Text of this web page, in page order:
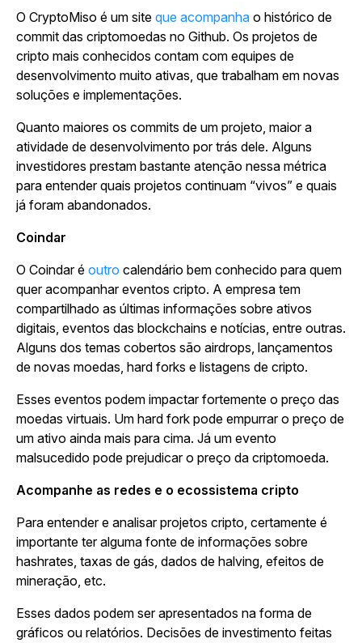
O CryptoMiso é um site que acompanha o histórico de
commit das criptomoedas no Github. Os projetos de
cripto mais conhecidos contam com equipes de
desenvolvimento muito ativas, que trabalham em novas
soluções e implementações.
Quanto maiores os commits de um projeto, maior a
atividade de desenvolvimento por trás dele. Alguns
investidores prestam bastante atenção nessa métrica
para entender quais projetos continuam “vivos” e quais
já foram abandonados.
Coindar
O Coindar é outro calendário bem conhecido para quem
quer acompanhar eventos cripto. A empresa tem
compartilhado as últimas informações sobre ativos
digitais, eventos das blockchains e notícias, entre outras.
Alguns dos temas cobertos são airdrops, lançamentos
de novas moedas, hard forks e listagens de cripto.
Esses eventos podem impactar fortemente o preço das
moedas virtuais. Um hard fork pode empurrar o preço de
um ativo ainda mais para cima. Já um evento
malsucedido pode prejudicar o preço da criptomoeda.
Acompanhe as redes e o ecossistema cripto
Para entender e analisar projetos cripto, certamente é
importante ter alguma fonte de informações sobre
hashrates, taxas de gás, dados de halving, efeitos de
mineração, etc.
Esses dados podem ser apresentados na forma de
gráficos ou relatórios. Decisões de investimento feitas